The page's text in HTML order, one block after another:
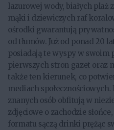
lazurowej wody, białych
mąki i dziewiczych raf
ośrodki gwarantują
od tłumów. Już od ponad 20
posiadają te wyspy w swoim
pierwszych stron gazet oraz
także ten kierunek, co
mediach
znanych osób obfitują w
zdjęciowe o zachodzie
formatu sączą drinki prężąc